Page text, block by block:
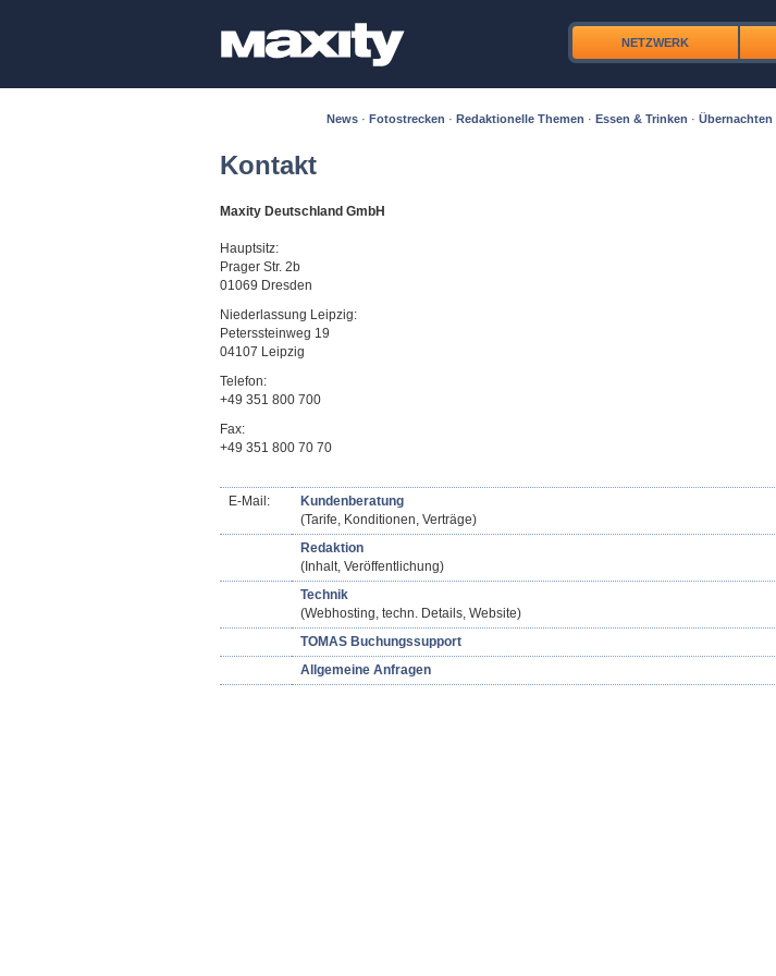
NETZWERK
News · Fotostrecken · Redaktionelle Themen · Essen & Trinken · Übernachten
Kontakt
Maxity Deutschland GmbH
Hauptsitz:
Prager Str. 2b
01069 Dresden
Niederlassung Leipzig:
Peterssteinweg 19
04107 Leipzig
Telefon:
+49 351 800 700
Fax:
+49 351 800 70 70
E-Mail:
Kundenberatung
(Tarife, Konditionen, Verträge)
Redaktion
(Inhalt, Veröffentlichung)
Technik
(Webhosting, techn. Details, Website)
TOMAS Buchungssupport
Allgemeine Anfragen